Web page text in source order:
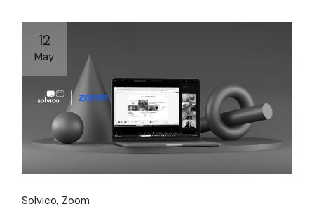
12
May
Solvico Zoom